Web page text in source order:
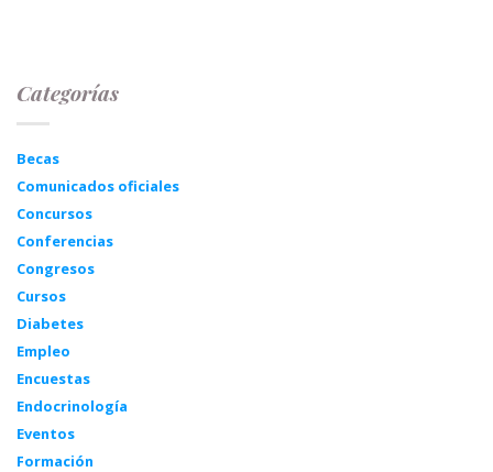
Categorías
Becas
Comunicados oficiales
Concursos
Conferencias
Congresos
Cursos
Diabetes
Empleo
Encuestas
Endocrinología
Eventos
Formación